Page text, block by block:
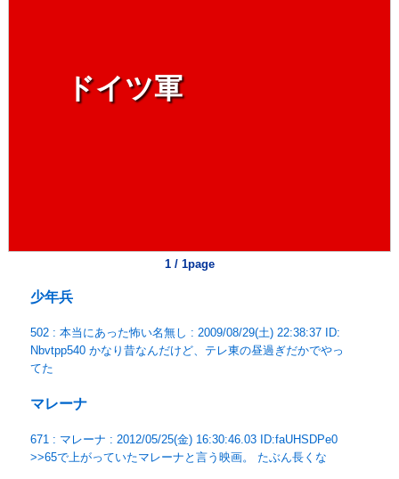
ドイツ軍
1 / 1page
少年兵
502 : 本当にあった怖い名無し : 2009/08/29(土) 22:38:37 ID:
Nbvtpp540 かなり昔なんだけど、テレ東の昼過ぎだかでやっ
てた
マレーナ
671 : マレーナ : 2012/05/25(金) 16:30:46.03 ID:faUHSDPe0
>>65で上がっていたマレーナと言う映画。 たぶん長くな